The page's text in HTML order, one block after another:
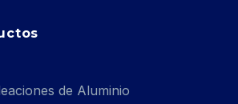
de Aluminio